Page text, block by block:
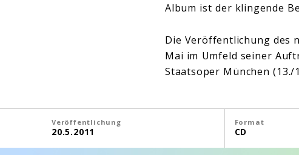
Album ist der klingende
Die Veröffentlichung des
Mai im Umfeld seiner
Staatsoper München (13./
Veröffentlichung
20.5.2011
Format
CD